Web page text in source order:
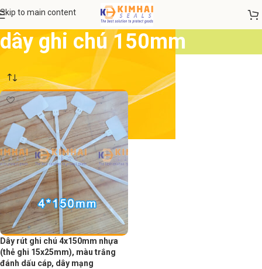
Skip to main content
dây ghi chú 150mm
Dây rút ghi chú 4x150mm nhựa
(thẻ ghi 15x25mm), màu trắng
đánh dấu cáp, dây mạng